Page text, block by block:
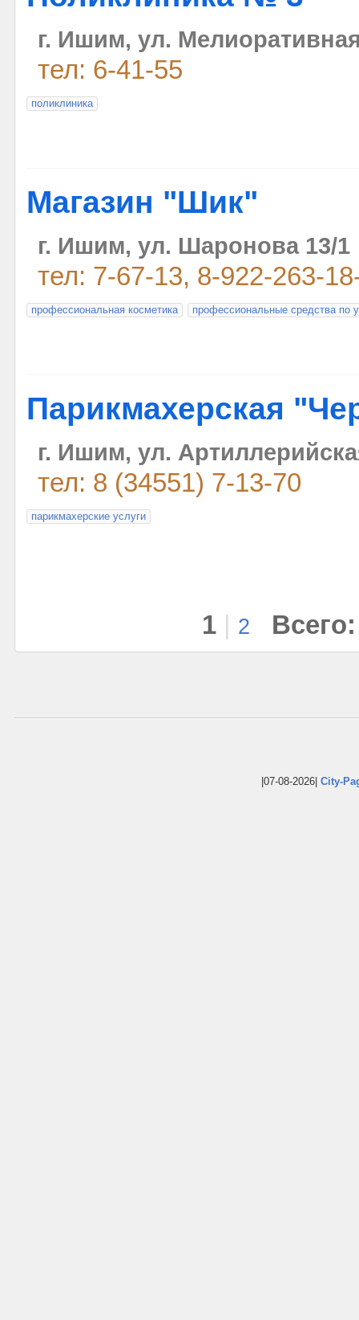
г. Ишим, ул.
тел: 6-41-55
поликлиника
Магазин "Шик"
г. Ишим, ул. Шаронова 13/1
тел: 7-67-13, 8-922-263-
профессиональная косметика профессиональные средства по
Парикмахерская
г. Ишим, ул.
тел: 8 (34551) 7-13-70
парикмахерские услуги
1| 2
|07-08-2026| City-